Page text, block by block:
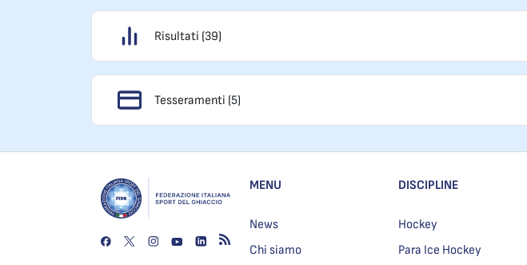
Risultati (39)
Tesseramenti (5)
MENU
News
Chi siamo
DISCIPLINE
Hockey
Para Ice Hockey